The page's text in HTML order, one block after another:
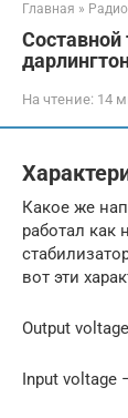
Главная »
Составной
На чтение: 14
Какое же
работал как
вот эти
Output
Input voltage